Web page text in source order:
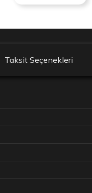
Taksit Seçenekleri